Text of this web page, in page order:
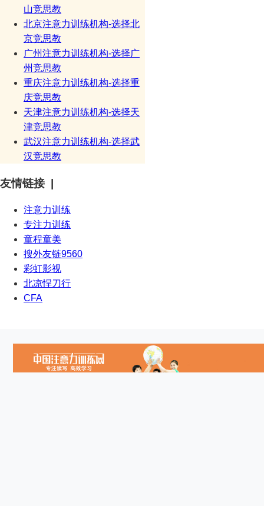
山竞思教
北京注意力训练机构-选择北
京竞思教
广州注意力训练机构-选择广
州竞思教
重庆注意力训练机构-选择重
庆竞思教
天津注意力训练机构-选择天
津竞思教
武汉注意力训练机构-选择武
汉竞思教
友情链接 |
注意力训练
专注力训练
童程童美
搜外友链9560
彩虹影视
北凉悍刀行
CFA